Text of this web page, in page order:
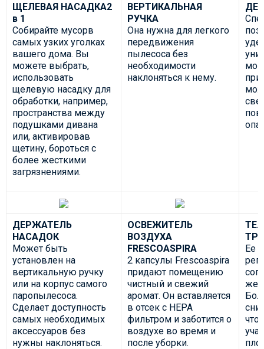
ЩЕЛЕВАЯ НАСАДКА2
в 1
Собирайте мусорв
самых узких уголках
вашего дома. Вы
можете выбрать,
использовать
щелевую насадку для
обработки, например,
пространства между
подушками дивана
или, активировав
щетину, бороться с
более жесткими
загрязнениями.
ВЕРТИКАЛЬНАЯ
РУЧКА
Она нужна для легкого
передвижения
пылесоса без
необходимости
наклоняться к нему.
ДЕРЖАТЕЛЬ
НАСАДОК
Может быть
установлен на
вертикальную ручку
или на корпус самого
паропылесоса.
Сделает доступность
самых необходимых
аксессуаров без
нужны наклоняться.
ОСВЕЖИТЕЛЬ
ВОЗДУХА
FRESCOASPIRA
2 капсулы Frescoaspira
придают помещению
чистный и свежий
аромат. Он вставляется
в отсек с HEPA
фильтром и заботится о
воздухе во время и
после уборки.
Ее